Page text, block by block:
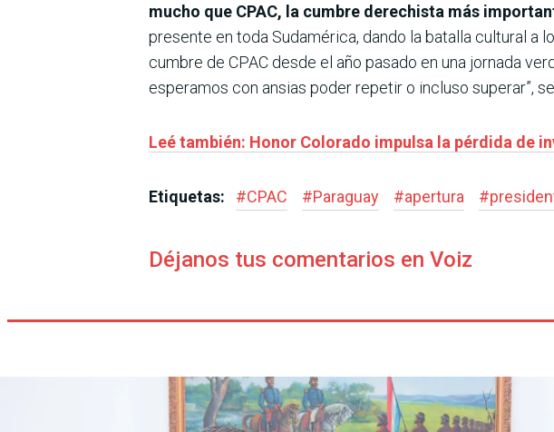
mucho que CPAC, la cumbre derechista más
presente en toda Sudamérica, dando la batalla cultural a
cumbre de CPAC desde el año pasado en una jornada
esperamos con ansias poder repetir o incluso superar”,
Leé también: Honor Colorado impulsa la pérdida de
Etiquetas: #CPAC #Paraguay #apertura #
Déjanos tus comentarios en Voiz